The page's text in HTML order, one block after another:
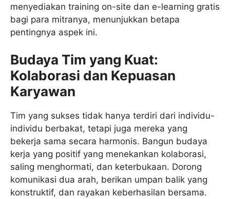
menyediakan training on-site dan e-learning gratis
bagi para mitranya, menunjukkan betapa
pentingnya aspek ini.
Budaya Tim yang Kuat:
Kolaborasi dan Kepuasan
Karyawan
Tim yang sukses tidak hanya terdiri dari individu-
individu berbakat, tetapi juga mereka yang
bekerja sama secara harmonis. Bangun budaya
kerja yang positif yang menekankan kolaborasi,
saling menghormati, dan keterbukaan. Dorong
komunikasi dua arah, berikan umpan balik yang
konstruktif, dan rayakan keberhasilan bersama.